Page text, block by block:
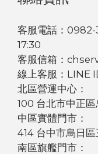
客服電話：
17:30
客服信箱：
線上客服：LINE
北區營運中心：
100 台北市中正
中區實體門市：
414 台中市烏日
南區旗艦門市：